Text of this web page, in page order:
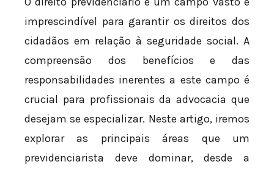
imprescindível para garantir os direitos dos
cidadãos em relação à seguridade social. A
compreensão dos benefícios e das
responsabilidades inerentes a este campo é
crucial para profissionais da advocacia que
desejam se especializar. Neste artigo, iremos
explorar as principais áreas que um
previdenciarista deve dominar, desde a